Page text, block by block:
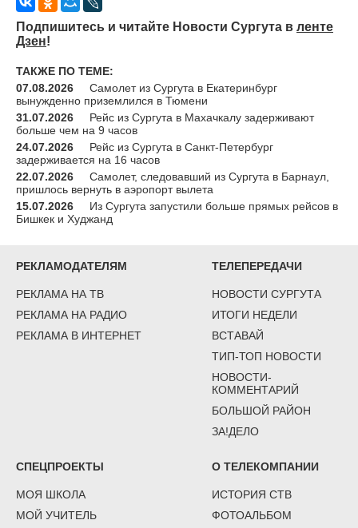
Подпишитесь и читайте Новости Сургута в ленте
Дзен!
ТАКЖЕ ПО ТЕМЕ:
07.08.2026
Самолет из Сургута в Екатеринбург
вынужденно приземлился в Тюмени
31.07.2026
Рейс из Сургута в Махачкалу задерживают
больше чем на 9 часов
24.07.2026
Рейс из Сургута в Санкт-Петербург
задерживается на 16 часов
22.07.2026
Самолет, следовавший из Сургута в Барнаул,
пришлось вернуть в аэропорт вылета
15.07.2026
Из Сургута запустили больше прямых рейсов в
Бишкек и Худжанд
РЕКЛАМОДАТЕЛЯМ
РЕКЛАМА НА ТВ
РЕКЛАМА НА РАДИО
РЕКЛАМА В ИНТЕРНЕТ
ТЕЛЕПЕРЕДАЧИ
НОВОСТИ СУРГУТА
ИТОГИ НЕДЕЛИ
ВСТАВАЙ
ТИП-ТОП НОВОСТИ
НОВОСТИ-
КОММЕНТАРИЙ
БОЛЬШОЙ РАЙОН
ЗА!ДЕЛО
СПЕЦПРОЕКТЫ
МОЯ ШКОЛА
МОЙ УЧИТЕЛЬ
О ТЕЛЕКОМПАНИИ
ИСТОРИЯ СТВ
ФОТОАЛЬБОМ